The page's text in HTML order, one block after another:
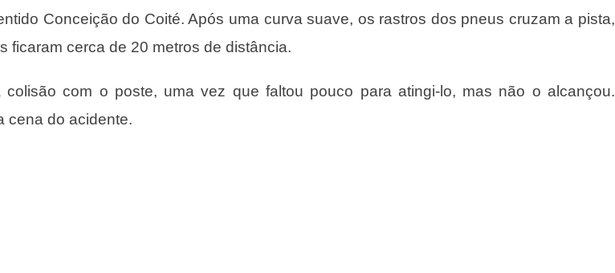
Conceição do Coité. Após uma curva suave, os rastros dos pneus cruzam a pista,
ficaram cerca de 20 metros de distância.
com o poste, uma vez que faltou pouco para atingi-lo, mas não o alcançou.
cena do acidente.